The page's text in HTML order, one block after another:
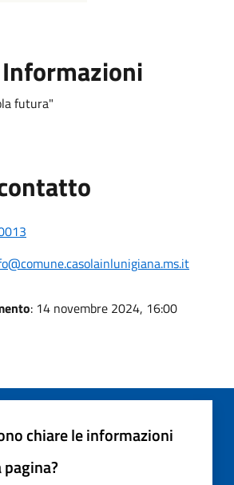
futura"
: 14 novembre 2024, 16:00
chiare le informazioni